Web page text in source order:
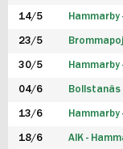
14/5 Hammarby
23/5
30/5 Hammarby
04/6 Bollstanäs
13/6
18/6 AIK -